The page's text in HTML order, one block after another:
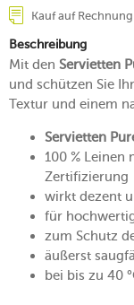
Kauf auf Rechnung
Beschreibung
Mit den Servietten
und schützen Sie
Textur und einem
Servietten
100 % Leinen
Zertifizierung
wirkt dezent
für
zum Schutz
äußerst
bei bis zu 40